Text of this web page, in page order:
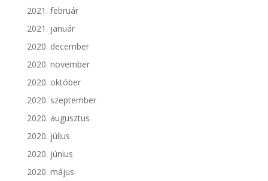
2021. február
2021. január
2020. december
2020. november
2020. október
2020. szeptember
2020. augusztus
2020. július
2020. június
2020. május